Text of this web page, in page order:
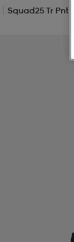
| Squad25 Tr Pnt